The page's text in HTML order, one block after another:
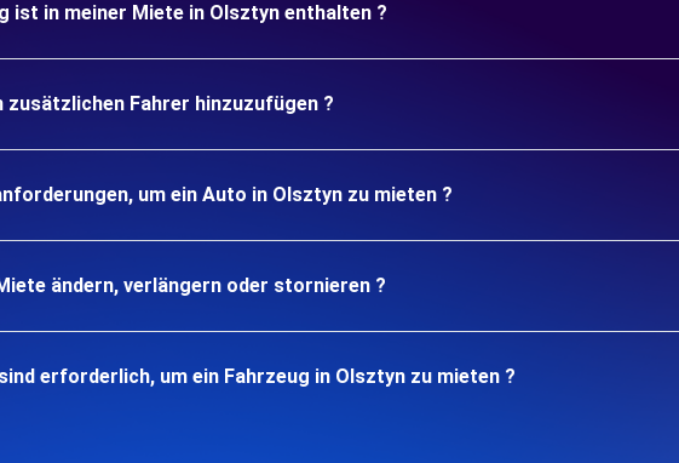
ist in meiner Miete in Olsztyn enthalten ?
zusätzlichen Fahrer hinzuzufügen ?
um ein Auto in Olsztyn zu mieten ?
ändern, verlängern oder stornieren ?
erforderlich, um ein Fahrzeug in Olsztyn zu mieten ?